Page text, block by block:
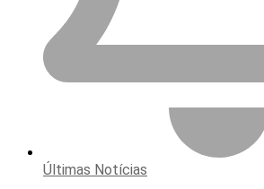
Últimas Notícias